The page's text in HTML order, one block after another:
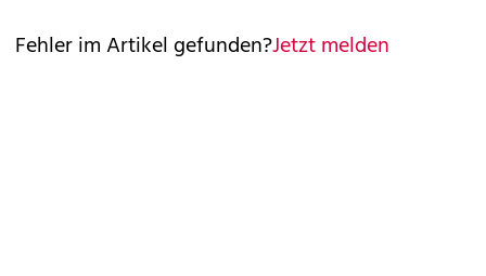
Fehler im Artikel gefunden?Jetzt melden